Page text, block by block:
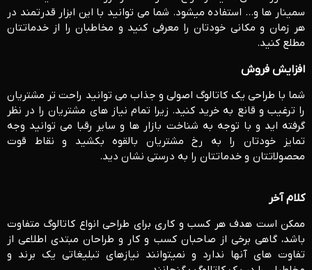
سمینار ها و… استفاده می­شود. شما می توانید با این ابزار قدرتمند در
هر زمان و مکانی خودتان را معرفی کنید و مخاطبان را از خدماتتان
مطلع کنید.
افزایش فروش
شما با طراحی یک کاتالوگ اصولی و جذاب می توانید راحت تر مشتریان
را ترغیب و قانع به خرید کنید. زیرا تمام نیاز های مشتریان را در نظر
گرفته اید و با توجه به شناخت بازار ها و سایر رقبا می توانید وجه
تمایز خودتان را به رخ مشتریان بالقوه بکشید و نقاط قوت
محصولاتتان و خدماتتان را به درستی نشان دید.
کلام آخر
ممکن است هدف هر کسب و کاری برای طراحی انواع کاتالوگ متفاوت
باشد، گاهی برخی از صاحبان کسب و کار و طراحان مبتدی اطلاعی از
تفاوت های آنها ندارد و نمی­توانند نیازهای تبلیغاتی یک برند و